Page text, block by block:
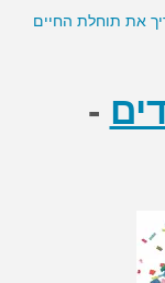
את תוחלת החיים
-